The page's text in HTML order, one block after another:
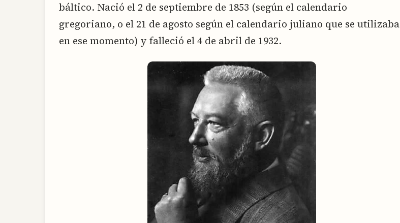
báltico. Nació el 2 de septiembre de 1853 (según el calendario
gregoriano, o el 21 de agosto según el calendario juliano que se utilizaba
en ese momento) y falleció el 4 de abril de 1932.